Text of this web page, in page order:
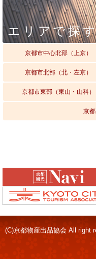
エリアで探
京都市中心北部（上京）
京都市北部（北・左京）
京都市東部（東山・山科）
京都
(C)京都物産出品協会 All right